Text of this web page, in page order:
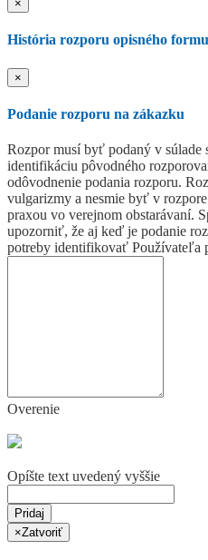
×
História rozporu opisného
×
Podanie rozporu na zákazku
Rozpor musí byť podaný v súlade
identifikáciu pôvodného
odôvodnenie podania rozporu.
vulgarizmy a nesmie byť v
praxou vo verejnom obstarávaní.
upozorniť, že aj keď je podanie
potreby identifikovať Používateľa
Overenie
Opíšte text uvedený vyššie
Pridaj
×Zatvoriť